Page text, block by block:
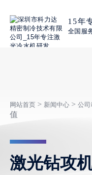
15年
全国服
网站首页 > 新闻中心 > 公司
值
激光钻攻